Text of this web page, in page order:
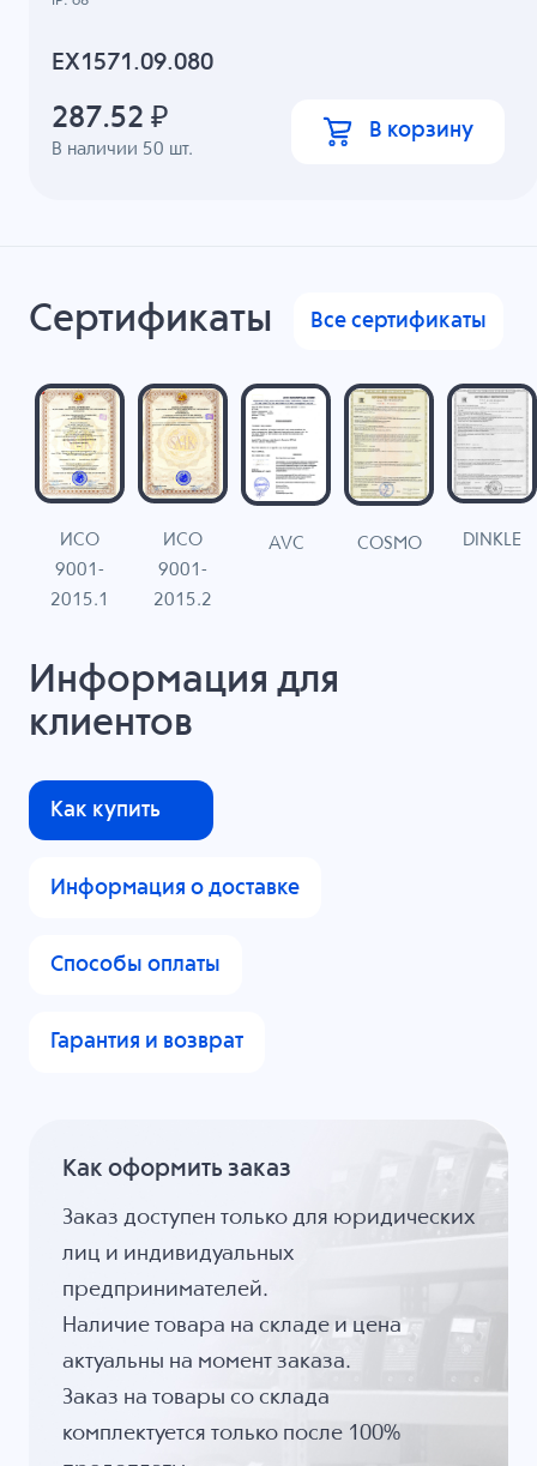
EX1571.09.080
В наличии 50 шт.
287.52 ₽ В корзину
Сертификаты Все сертификаты
ИСО
9001-
2015.1
ИСО
9001-
2015.2
AVC COSMO DINKLE
Информация для
клиентов
Как купить
Информация о доставке
Способы оплаты
Гарантия и возврат
Как оформить заказ
Заказ доступен только для юридических
лиц и индивидуальных
предпринимателей.
Наличие товара на складе и цена
актуальны на момент заказа.
Заказ на товары со склада
комплектуется только после 100%